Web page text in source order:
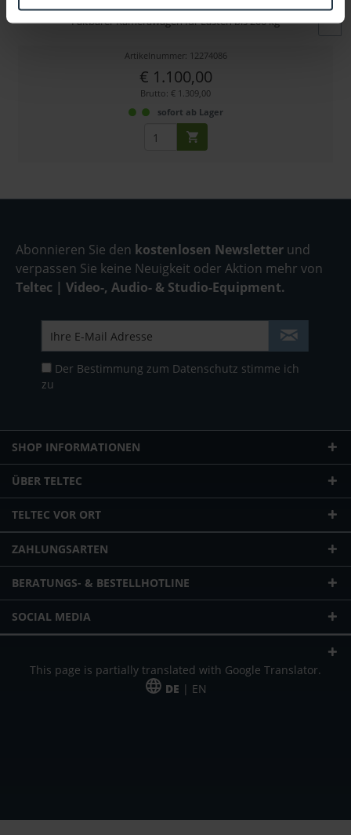
Faltbarer Kamerawagen für Lasten bis 200 kg
Artikelnummer: 12274086
€ 1.100,00
Brutto: € 1.309,00
sofort ab Lager
Abonnieren Sie den kostenlosen Newsletter und
verpassen Sie keine Neuigkeit oder Aktion mehr von
Teltec | Video-, Audio- & Studio-Equipment.
Der Bestimmung zum Datenschutz stimme ich
zu
SHOP INFORMATIONEN
ÜBER TELTEC
TELTEC VOR ORT
ZAHLUNGSARTEN
BERATUNGS- & BESTELLHOTLINE
SOCIAL MEDIA
This page is partially translated with Google Translator.
DE | EN